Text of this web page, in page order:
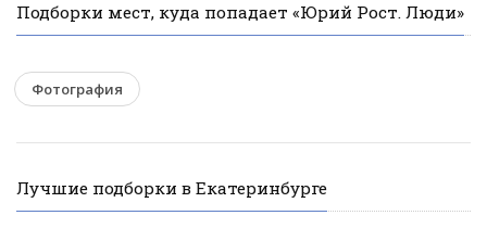
Подборки мест, куда попадает «Юрий Рост. Люди»
Фотография
Лучшие подборки в Екатеринбурге